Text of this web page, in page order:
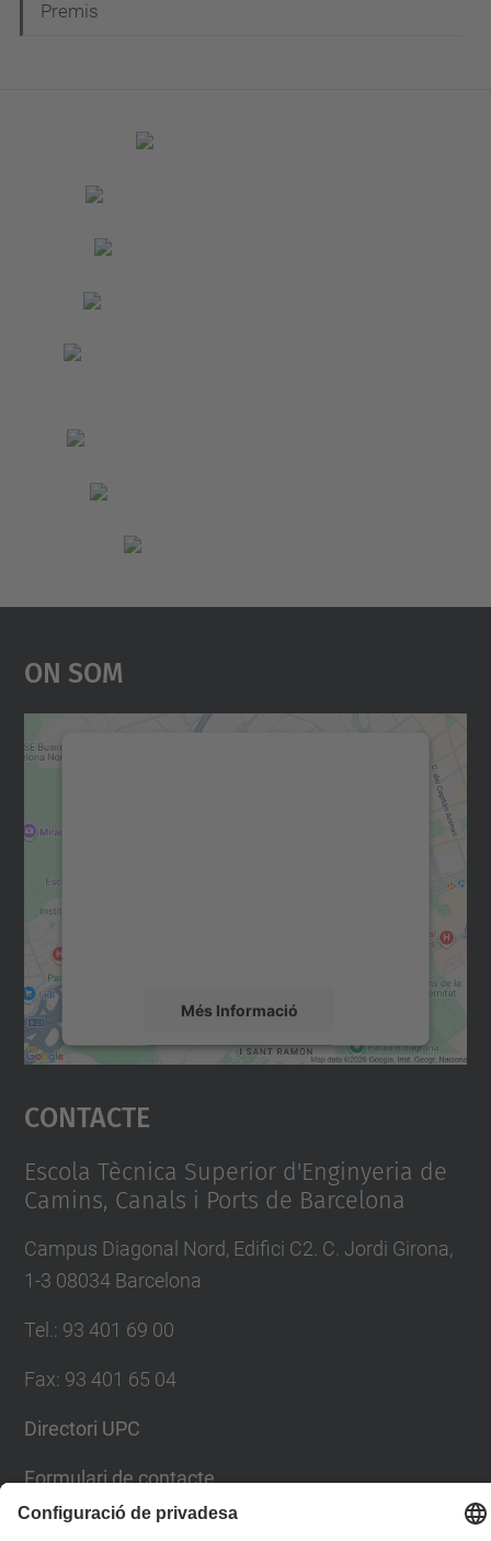
Premis
On Som
Més Informació
Accepta
powered by
Contacte
Escola Tècnica Superior d'Enginyeria de
Camins, Canals i Ports de Barcelona
Campus Diagonal Nord, Edifici C2. C. Jordi Girona,
1-3 08034 Barcelona
Tel.: 93 401 69 00
Fax: 93 401 65 04
Directori UPC
Formulari de contacte